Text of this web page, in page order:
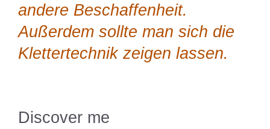
andere Beschaffenheit.
Außerdem sollte man sich die
Klettertechnik zeigen lassen.
Discover me